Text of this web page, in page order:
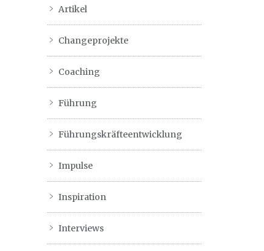
Artikel
Changeprojekte
Coaching
Führung
Führungskräfteentwicklung
Impulse
Inspiration
Interviews